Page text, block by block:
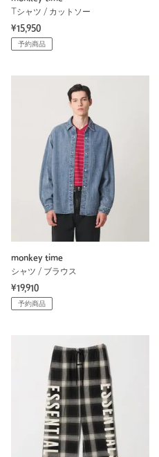
Tシャツ / カットソー
¥15,950
予約商品
monkey time
シャツ / ブラウス
¥19,910
予約商品